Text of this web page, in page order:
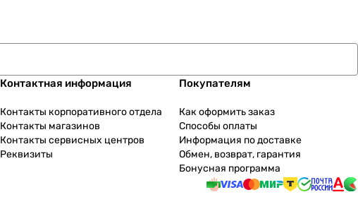
Контактная информация
Контакты корпоративного отдела
Контакты магазинов
Контакты сервисных центров
Реквизиты
Покупателям
Как оформить заказ
Способы оплаты
Информация по доставке
Обмен, возврат, гарантия
Бонусная программа